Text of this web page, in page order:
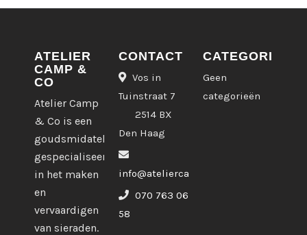
ATELIER
CAMP &
CO
Atelier Camp
& Co is een
goudsmidatelier
gespecialiseerd
in het maken
en
vervaardigen
van sieraden.
CONTACT
Vos in
Tuinstraat 7
2514 BX
Den Haag
info@ateliercampco.com
070 763 06
58
CATEGORIEËN
Geen
categorieën